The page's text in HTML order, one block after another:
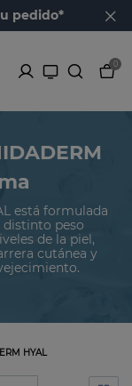
pedido*
0
está formulada
distinto peso
de la piel,
cutánea y
HYAL